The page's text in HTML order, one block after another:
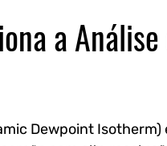
a
Dewpoint